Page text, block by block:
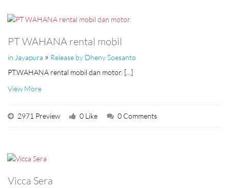
PT WAHANA rental mobil
in Jayapura » Release by Dheny Soesanto
PT.WAHANA rental mobil dan motor. [...]
View More
2971 Preview 0 Like 0 Comments
Vicca Sera